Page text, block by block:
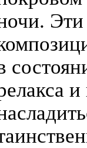
Эти
и